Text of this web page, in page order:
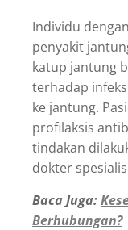
Individu
penyakit
katup jantung
terhadap
ke jantung.
profilaksis
tindakan
dokter
Baca Juga:
Berhubungan?